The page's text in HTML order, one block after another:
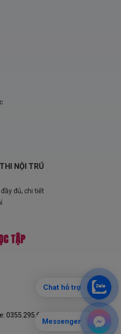
NỘI TRÚ
đủ, chi tiết
TẬP
Messenger
Chat hỗ trợ
0355.295.625